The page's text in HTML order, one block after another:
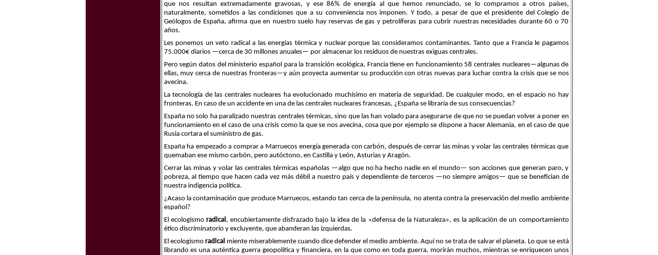
que nos resultan extremadamente gravosas, y ese 86% de energía al que hemos renunciado, se lo compramos a otros países,
naturalmente, sometidos a las condiciones que a su conveniencia nos imponen. Y todo, a pesar de que el presidente del Colegio de
Geólogos de España, afirma que en nuestro suelo hay reservas de gas y petrolíferas para cubrir nuestras necesidades durante 60 o 70
años.
Les ponemos un veto radical a las energías térmica y nuclear porque las consideramos contaminantes. Tanto que a Francia le pagamos
75.000€ diarios —cerca de 30 millones anuales— por almacenar los residuos de nuestras exiguas centrales.
Pero según datos del ministerio español para la transición ecológica, Francia tiene en funcionamiento 58 centrales nucleares—algunas de
ellas, muy cerca de nuestras fronteras—y aún proyecta aumentar su producción con otras nuevas para luchar contra la crisis que se nos
avecina.
La tecnología de las centrales nucleares ha evolucionado muchísimo en materia de seguridad. De cualquier modo, en el espacio no hay
fronteras. En caso de un accidente en una de las centrales nucleares francesas, ¿España se libraría de sus consecuencias?
España no solo ha paralizado nuestras centrales térmicas, sino que las han volado para asegurarse de que no se puedan volver a poner en
funcionamiento en el caso de una crisis como la que se nos avecina, cosa que por ejemplo se dispone a hacer Alemania, en el caso de que
Rusia cortara el suministro de gas.
España ha empezado a comprar a Marruecos energía generada con carbón, después de cerrar las minas y volar las centrales térmicas que
quemaban ese mismo carbón, pero autóctono, en Castilla y León, Asturias y Aragón.
Cerrar las minas y volar las centrales térmicas españolas —algo que no ha hecho nadie en el mundo— son acciones que generan paro, y
pobreza, al tiempo que hacen cada vez más débil a nuestro país y dependiente de terceros —no siempre amigos— que se benefician de
nuestra indigencia política.
¿Acaso la contaminación que produce Marruecos, estando tan cerca de la península, no atenta contra la preservación del medio ambiente
español?
El ecologismo radical, encubiertamente disfrazado bajo la idea de la «defensa de la Naturaleza», es la aplicación de un comportamiento
ético discriminatorio y excluyente, que abanderan las izquierdas.
El ecologismo radical miente miserablemente cuando dice defender el medio ambiente. Aquí no se trata de salvar el planeta. Lo que se está
librando es una auténtica guerra geopolítica y financiera, en la que como en toda guerra, morirán muchos, mientras se enriquecen unos